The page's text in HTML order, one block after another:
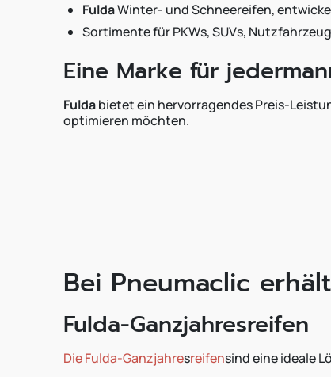
FuldaWinter- und Schneereifen,
Sortimente für PKWs, SUVs,
Eine Marke für
Fuldabietet ein hervorragendes Preis-
optimieren möchten.
Bei Pneumaclic
Fulda-Ganzjahresreifen
Die Fulda-Ganzjahresreifensind eine ideale